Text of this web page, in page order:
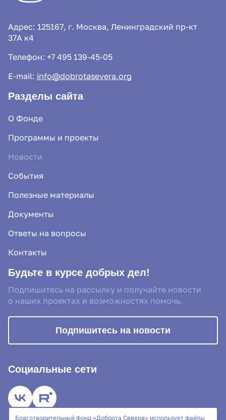
Благотворительный фонд «Доброта Севера» использует файлы
Адрес: 125167, г. Москва, Ленинградский пр-кт
37А к4
Телефон: +7 495 139-45-05
E-mail: info@dobrotasevera.org
Разделы сайта
О Фонде
Программы и проекты
Новости
События
Полезные материалы
Документы
Ответы на вопросы
Контакты
Будьте в курсе добрых дел!
Подпишитесь на рассылку и получайте новости
о наших проектах и возможностях помочь.
Подпишитесь на новости
Социальные сети